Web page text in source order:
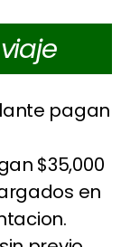
pagan
$35,000
en